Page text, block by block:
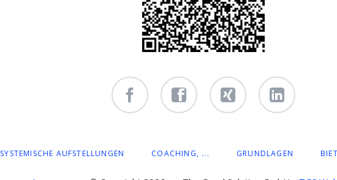
zentrum
zentrum
Hiltebrand Hiltebrand
SYSTEMISCHE AUFSTELLUNGEN COACHING, ... GRUNDLAGEN